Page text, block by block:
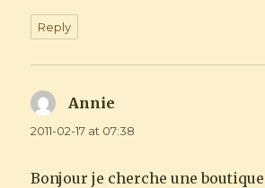
Reply
Annie
2011-02-17 at 07:38
Bonjour je cherche une